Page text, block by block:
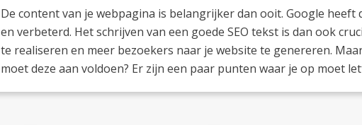
De content van je webpagina is belangrijker dan ooit. Google
en verbeterd. Het schrijven van een goede SEO tekst is dan ook
te realiseren en meer bezoekers naar je website te genereren.
moet deze aan voldoen? Er zijn een paar punten waar je op moet